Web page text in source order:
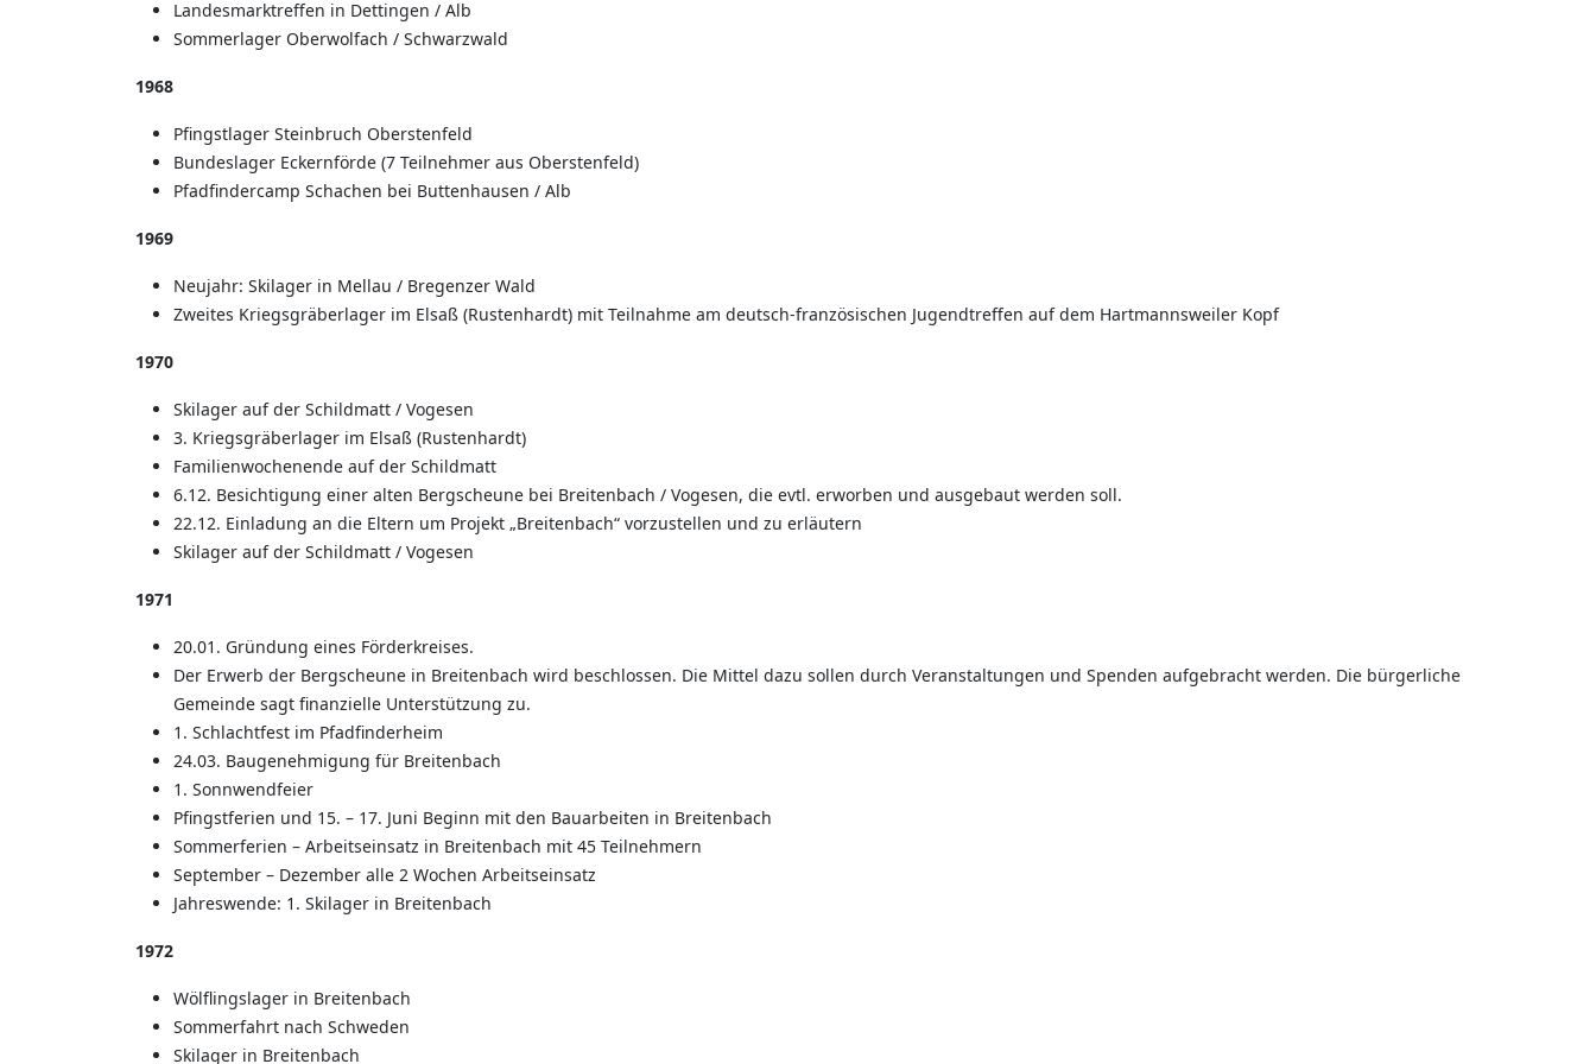
Landesmarktreffen in Dettingen / Alb
Sommerlager Oberwolfach / Schwarzwald
1968
Pfingstlager Steinbruch Oberstenfeld
Bundeslager Eckernförde (7 Teilnehmer aus Oberstenfeld)
Pfadfindercamp Schachen bei Buttenhausen / Alb
1969
Neujahr: Skilager in Mellau / Bregenzer Wald
Zweites Kriegsgräberlager im Elsaß (Rustenhardt) mit Teilnahme am deutsch-französischen Jugendtreffen auf dem Hartmannsweiler Kopf
1970
Skilager auf der Schildmatt / Vogesen
3. Kriegsgräberlager im Elsaß (Rustenhardt)
Familienwochenende auf der Schildmatt
6.12. Besichtigung einer alten Bergscheune bei Breitenbach / Vogesen, die evtl. erworben und ausgebaut werden soll.
22.12. Einladung an die Eltern um Projekt „Breitenbach“ vorzustellen und zu erläutern
Skilager auf der Schildmatt / Vogesen
1971
20.01. Gründung eines Förderkreises.
Der Erwerb der Bergscheune in Breitenbach wird beschlossen. Die Mittel dazu sollen durch Veranstaltungen und Spenden aufgebracht werden. Die bürgerliche
Gemeinde sagt finanzielle Unterstützung zu.
1. Schlachtfest im Pfadfinderheim
24.03. Baugenehmigung für Breitenbach
1. Sonnwendfeier
Pfingstferien und 15. – 17. Juni Beginn mit den Bauarbeiten in Breitenbach
Sommerferien – Arbeitseinsatz in Breitenbach mit 45 Teilnehmern
September – Dezember alle 2 Wochen Arbeitseinsatz
Jahreswende: 1. Skilager in Breitenbach
1972
Wölflingslager in Breitenbach
Sommerfahrt nach Schweden
Skilager in Breitenbach